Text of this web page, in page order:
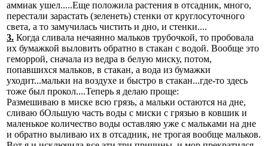
аммиак ушел.....Еще положила растения в отсадник, много,
перестали зарастать (зеленеть) стенки от круглосуточного
света, а то замучилась чистить и дно, и стенки....
3. Когда сливала нечаянно мальков трубочкой, то пробовала
их бумажкой выловить обратно в стакан с водой. Вообще это
геморрой, сначала из ведра в белую миску, потом,
попавшихся мальков, в стакан, а вода из бумажки
уходит...мальки на воздухе и быстро в стакан...где-то здесь
тоже был прокол....Теперь я делаю проще:
Размешиваю в миске всю грязь, а мальки остаются на дне,
сливаю бОльшую часть воды с миски с грязью в ковшик и
маленькое количество воды оставляю уже с мальками на дне
и обратно выливаю их в отсадник, не трогая вообще мальков.